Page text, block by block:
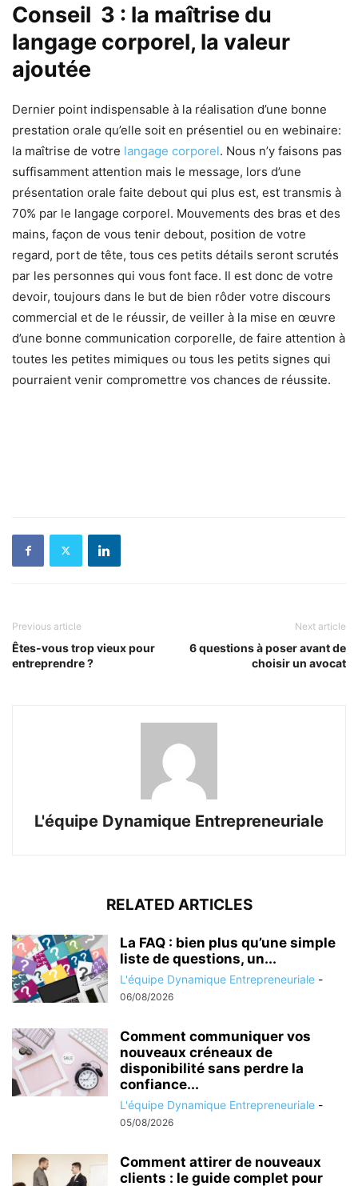
Conseil 3 : la maîtrise du
langage corporel, la valeur
ajoutée
Dernier point indispensable à la réalisation d’une bonne
prestation orale qu’elle soit en présentiel ou en webinaire:
la maîtrise de votre langage corporel. Nous n’y faisons pas
suffisamment attention mais le message, lors d’une
présentation orale faite debout qui plus est, est transmis à
70% par le langage corporel. Mouvements des bras et des
mains, façon de vous tenir debout, position de votre
regard, port de tête, tous ces petits détails seront scrutés
par les personnes qui vous font face. Il est donc de votre
devoir, toujours dans le but de bien rôder votre discours
commercial et de le réussir, de veiller à la mise en œuvre
d’une bonne communication corporelle, de faire attention à
toutes les petites mimiques ou tous les petits signes qui
pourraient venir compromettre vos chances de réussite.
Previous article
Êtes-vous trop vieux pour
entreprendre ?
Next article
6 questions à poser avant de
choisir un avocat
L'équipe Dynamique Entrepreneuriale
RELATED ARTICLES
La FAQ : bien plus qu’une simple
liste de questions, un...
L'équipe Dynamique Entrepreneuriale -
06/08/2026
Comment communiquer vos
nouveaux créneaux de
disponibilité sans perdre la
confiance...
L'équipe Dynamique Entrepreneuriale -
05/08/2026
Comment attirer de nouveaux
clients : le guide complet pour